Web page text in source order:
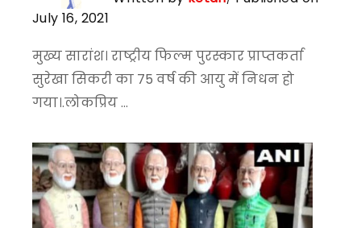
July 16, 2021
मुख्य सारांश। राष्ट्रीय फिल्म पुरस्कार प्राप्तकर्ता
सुरेखा सिकरी का 75 वर्ष की आयु में निधन हो
गया।.लोकप्रिय ...